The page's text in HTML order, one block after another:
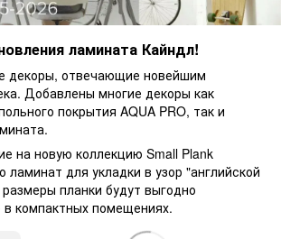
ламината Кайндл!
декоры, отвечающие новейшим
Добавлены многие декоры как
покрытия AQUA PRO, так и
на новую коллекцию Small Plank
ламинат для укладки в узор "английской
планки будут выгодно
компактных помещениях.